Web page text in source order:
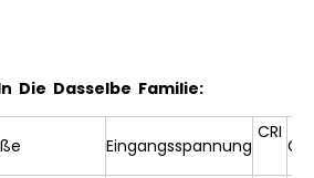
Die Dasselbe Familie:
Eingangsspannung
CRI